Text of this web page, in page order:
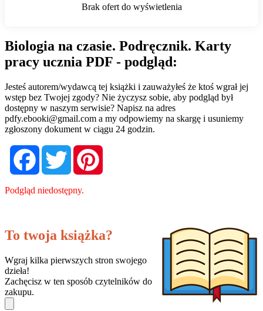
Biologia na czasie. Podręcznik. Karty
pracy ucznia PDF - podgląd:
Jesteś autorem/wydawcą tej książki i zauważyłeś że ktoś wgrał jej
wstęp bez Twojej zgody? Nie życzysz sobie, aby podgląd był
dostępny w naszym serwisie? Napisz na adres
pdfy.ebooki@gmail.com a my odpowiemy na skargę i usuniemy
zgłoszony dokument w ciągu 24 godzin.
FacebookTwitter
Podgląd niedostępny.
To twoja książka?
Wgraj kilka pierwszych stron swojego
dzieła!
Zachęcisz w ten sposób czytelników do
zakupu.